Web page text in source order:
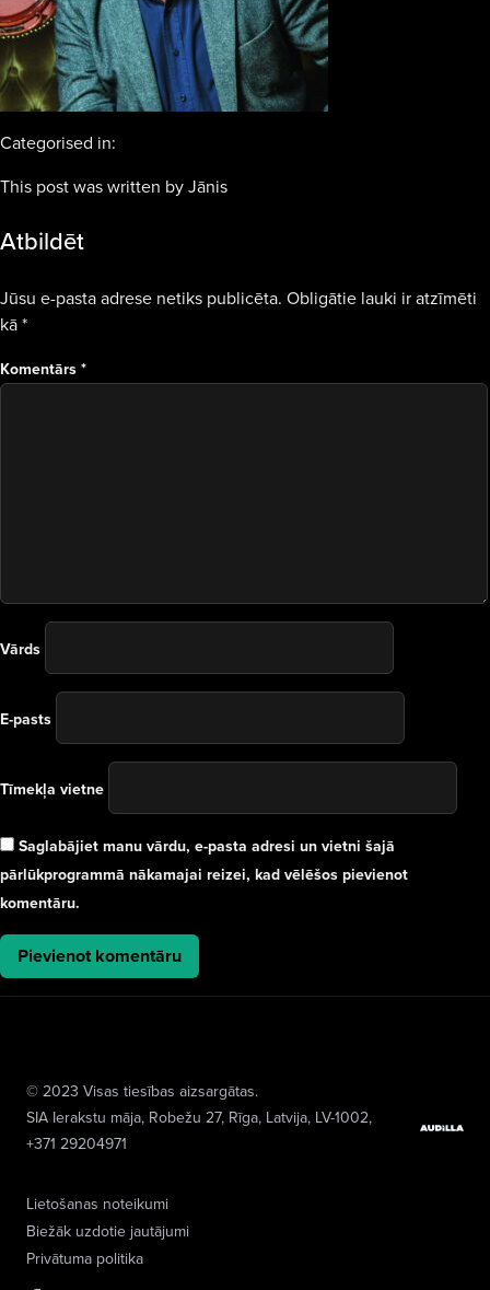
Categorised in:
This post was written by Jānis
Atbildēt
Jūsu e-pasta adrese netiks publicēta. Obligātie lauki ir atzīmēti
kā*
Komentārs*
Vārds
E-pasts
Tīmekļa vietne
Saglabājiet manu vārdu, e-pasta adresi un vietni šajā
pārlūkprogrammā nākamajai reizei, kad vēlēšos pievienot
komentāru.
Lietošanas noteikumi
Biežāk uzdotie jautājumi
Privātuma politika
© 2023 Visas tiesības aizsargātas.
SIA Ierakstu māja, Robežu 27, Rīga, Latvija, LV-1002,
+371 29204971